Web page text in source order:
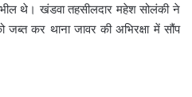
थे। खंडवा तहसीलदार महेश सोलंकी ने
कर थाना जावर की अभिरक्षा में सौंप